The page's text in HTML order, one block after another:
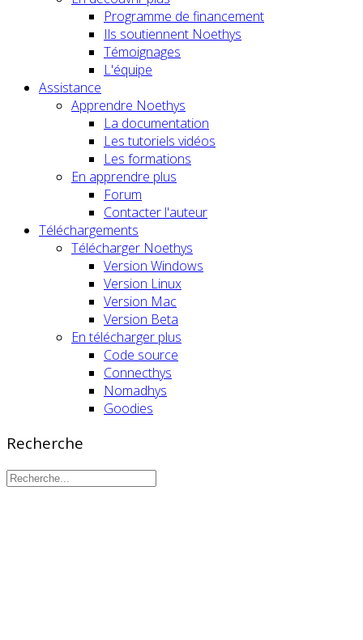
Programme de financement
Ils soutiennent Noethys
Témoignages
L'équipe
Assistance
Apprendre Noethys
La documentation
Les tutoriels vidéos
Les formations
En apprendre plus
Forum
Contacter l'auteur
Téléchargements
Télécharger Noethys
Version Windows
Version Linux
Version Mac
Version Beta
En télécharger plus
Code source
Connecthys
Nomadhys
Goodies
Recherche